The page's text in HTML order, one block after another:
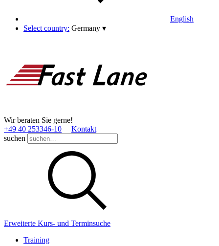
English
Select country: Germany ▾
Wir beraten Sie gerne!
+49 40 253346­-10
Kontakt
suchen
Erweiterte Kurs- und Terminsuche
Training